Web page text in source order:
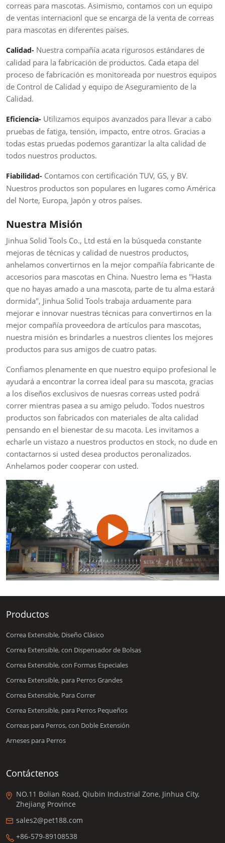
correas para mascotas. Asimismo, contamos con un equipo
de ventas internacionl que se encarga de la venta de correas
para mascotas en diferentes países.
Calidad- Nuestra compañía acata rigurosos estándares de
calidad para la fabricación de productos. Cada etapa del
proceso de fabricación es monitoreada por nuestros equipos
de Control de Calidad y equipo de Aseguramiento de la
Calidad.
Eficiencia- Utilizamos equipos avanzados para llevar a cabo
pruebas de fatiga, tensión, impacto, entre otros. Gracias a
todas estas pruedas podemos garantizar la alta calidad de
todos nuestros productos.
Fiabilidad- Contamos con certificación TUV, GS, y BV.
Nuestros productos son populares en lugares como América
del Norte, Europa, Japón y otros países.
Nuestra Misión
Jinhua Solid Tools Co., Ltd está en la búsqueda constante
mejoras de técnicas y calidad de nuestros productos,
anhelamos convertirnos en la mejor compañía fabricante de
accesorios para mascotas en China. Nuestro lema es "Hasta
que no hayas amado a una mascota, parte de tu alma estará
dormida", Jinhua Solid Tools trabaja arduamente para
mejorar e innovar nuestras técnicas para convertirnos en la
mejor compañía proveedora de artículos para mascotas,
nuestra misión es brindarles a nuestros clientes los mejores
productos para sus amigos de cuatro patas.
Confiamos plenamente en que nuestro equipo profesional le
ayudará a encontrar la correa ideal para su mascota, gracias
a los diseños exclusivos de nuesras correas usted podrá
correr mientras pasea a su amigo peludo. Todos nuestros
productos son fabricados con materiales de alta calidad
pensando en el bienestar de su macota. Les invitamos a
echarle un vistazo a nuestros productos en stock, no dude en
contactarnos si usted desea productos peronalizados.
Anhelamos poder cooperar con usted.
Productos
Correa Extensible, Diseño Clásico
Correa Extensible, con Dispensador de Bolsas
Correa Extensible, con Formas Especiales
Correa Extensible, para Perros Grandes
Correa Extensible, Para Correr
Correa Extensible, para Perros Pequeños
Correas para Perros, con Doble Extensión
Arneses para Perros
Contáctenos
NO.11 Bolian Road, Qiubin Industrial Zone, Jinhua City,
Zhejiang Province
sales2@pet188.com
+86-579-89108538